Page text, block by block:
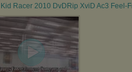
Kid Racer 2010 DvDRip XviD Ac3 Feel-